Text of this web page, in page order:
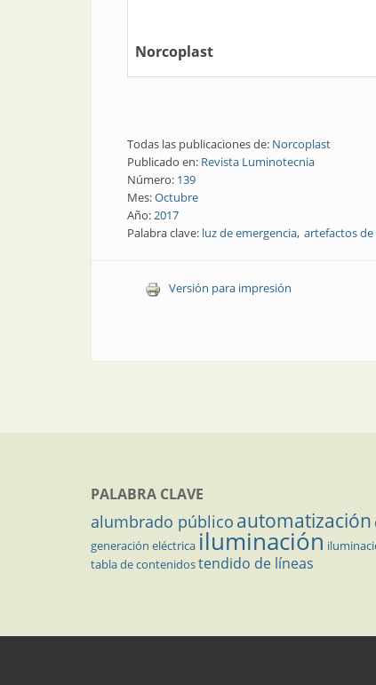
Norcoplast
Todas las publicaciones de: Norcoplast
Publicado en: Revista Luminotecnia
Número: 139
Mes:Octubre
Año:2017
Palabra clave: luz de emergencia artefactos
Versión para impresión
PALABRA CLAVE
alumbrado público automatización
generación eléctrica iluminación
tabla de contenidostendido de líneas